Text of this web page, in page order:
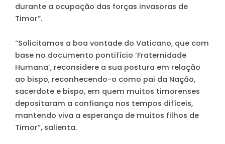
durante a ocupação das forças invasoras de
Timor”.
“Solicitamos a boa vontade do Vaticano, que com
base no documento pontifício ‘Fraternidade
Humana’, reconsidere a sua postura em relação
ao bispo, reconhecendo-o como pai da Nação,
sacerdote e bispo, em quem muitos timorenses
depositaram a confiança nos tempos difíceis,
mantendo viva a esperança de muitos filhos de
Timor”, salienta.